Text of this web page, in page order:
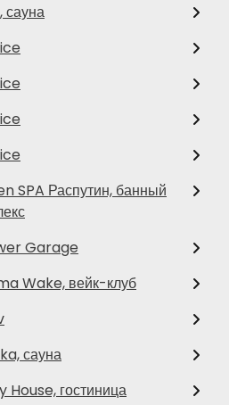
сауна
SPA Распутин, банный
Garage
Wake, вейк-клуб
сауна
House, гостиница